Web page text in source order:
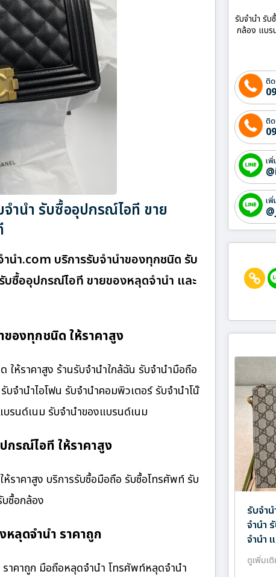
ำนำ รับซื้ออุปกรณ์ไอที ขาย
นํา.com บริการรับจำนำของทุกชนิด รับ
บซื้ออุปกรณ์ไอที ขายของหลุดจำนำ และ
องทุกชนิด ให้ราคาสูง
ห้ราคาสูง ร้านรับจํานําใกล้ฉัน รับจำนำมือถือ
จำนำไอโฟน รับจำนำคอมพิวเตอร์ รับจำนำโน๊
บรนด์เนม รับจำนำของแบรนด์เนม
กรณ์ไอที ให้ราคาสูง
ราคาสูง บริการรับซื้อมือถือ รับซื้อโทรศัพท์ รับ
ซื้อกล้อง
ลุดจำนำ ราคาถูก
าคาถูก มือถือหลุดจำนำ โทรศัพท์หลุดจำนำ
รับจำนำ รั
กล้อง แบร
ติ
ติ
เ
เ
รับจำ
จำนำ
จำนำ
ดูเพิ่มเ